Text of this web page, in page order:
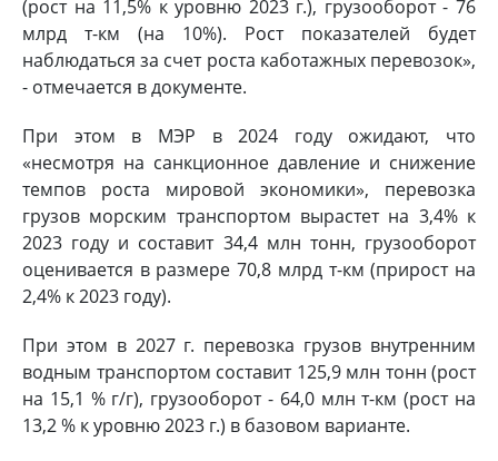
(рост на 11,5% к уровню 2023 г.), грузооборот - 76
млрд т-км (на 10%). Рост показателей будет
наблюдаться за счет роста каботажных перевозок»,
- отмечается в документе.
При этом в МЭР в 2024 году ожидают, что
«несмотря на санкционное давление и снижение
темпов роста мировой экономики», перевозка
грузов морским транспортом вырастет на 3,4% к
2023 году и составит 34,4 млн тонн, грузооборот
оценивается в размере 70,8 млрд т-км (прирост на
2,4% к 2023 году).
При этом в 2027 г. перевозка грузов внутренним
водным транспортом составит 125,9 млн тонн (рост
на 15,1 % г/г), грузооборот - 64,0 млн т-км (рост на
13,2 % к уровню 2023 г.) в базовом варианте.